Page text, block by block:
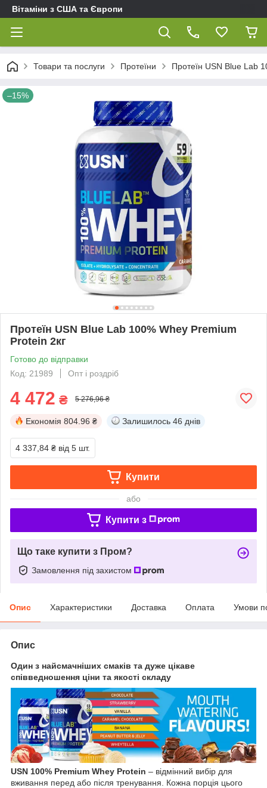
Вітаміни з США та Європи
Товари та послуги Протеїни Протеїн USN Blue Lab
–15%
Протеїн USN Blue Lab 100% Whey Premium
Protein 2кг
Готово до відправки
Код: 21989
Опт і роздріб
4 472 ₴ 5 276,96 ₴
Економія 804.96 ₴ Залишилось 46 днів
4 337,84 ₴ від 5 шт.
Купити
або
Купити з
Що таке купити з Пром?
Замовлення під захистом
Опис Характеристики Доставка Оплата Умови
Опис
Один з найсмачніших смаків та дуже цікаве
співведношення ціни та якості складу
USN 100% Premium Whey Protein – відмінний вибір для
вживання перед або після тренування. Кожна порція цього